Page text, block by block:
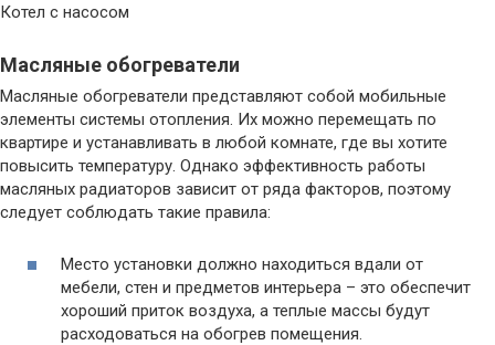
Котел с насосом
Масляные обогреватели
Масляные обогреватели представляют собой мобильные
элементы системы отопления. Их можно перемещать по
квартире и устанавливать в любой комнате, где вы хотите
повысить температуру. Однако эффективность работы
масляных радиаторов зависит от ряда факторов, поэтому
следует соблюдать такие правила:
Место установки должно находиться вдали от
мебели, стен и предметов интерьера – это обеспечит
хороший приток воздуха, а теплые массы будут
расходоваться на обогрев помещения.